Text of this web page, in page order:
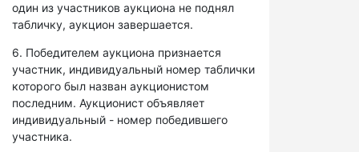
один из участников аукциона не поднял
табличку, аукцион завершается.
6. Победителем аукциона признается
участник, индивидуальный номер таблички
которого был назван аукционистом
последним. Аукционист объявляет
индивидуальный - номер победившего
участника.